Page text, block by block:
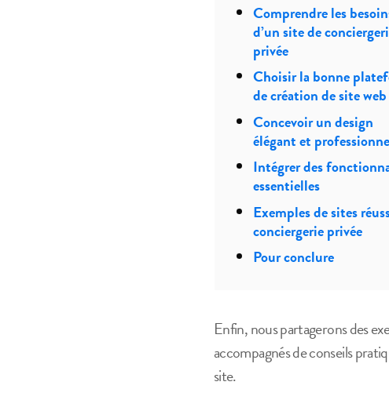
Comprendre les
d’un site de
privée
Choisir la bonne
de création de site web
Concevoir un design
élégant et
Intégrer des
essentielles
Exemples de sites
conciergerie privée
Pour conclure
Enfin, nous partagerons des
accompagnés de conseils
site.